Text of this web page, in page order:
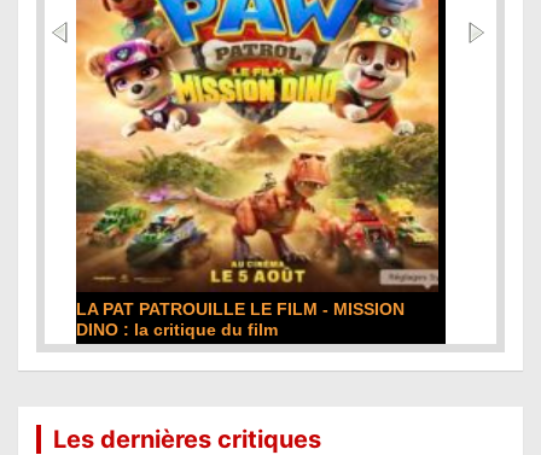
DE LA COMÉDIE-FRANÇAISE : la critique du
film
Les dernières critiques